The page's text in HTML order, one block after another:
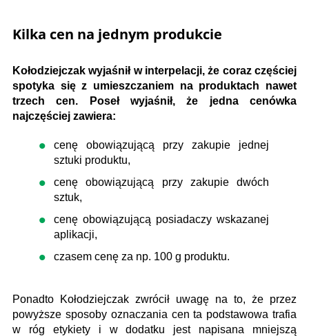
Kilka cen na jednym produkcie
Kołodziejczak wyjaśnił w interpelacji, że coraz częściej
spotyka się z umieszczaniem na produktach nawet
trzech cen. Poseł wyjaśnił, że jedna cenówka
najczęściej zawiera:
cenę obowiązującą przy zakupie jednej
sztuki produktu,
cenę obowiązującą przy zakupie dwóch
sztuk,
cenę obowiązującą posiadaczy wskazanej
aplikacji,
czasem cenę za np. 100 g produktu.
Ponadto Kołodziejczak zwrócił uwagę na to, że przez
powyższe sposoby oznaczania cen ta podstawowa trafia
w róg etykiety i w dodatku jest napisana mniejszą